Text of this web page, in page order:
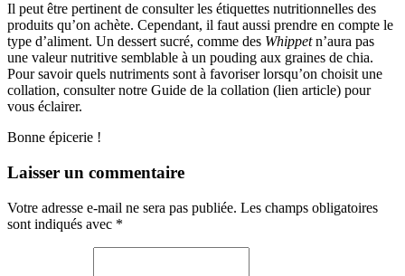
Il peut être pertinent de consulter les étiquettes nutritionnelles des
produits qu’on achète. Cependant, il faut aussi prendre en compte le
type d’aliment. Un dessert sucré, comme des Whippetn’aura pas
une valeur nutritive semblable à un pouding aux graines de chia.
Pour savoir quels nutriments sont à favoriser lorsqu’on choisit une
collation, consulter notre Guide de la collation (lien article) pour
vous éclairer.
Bonne épicerie !
Laisser un commentaire
Votre adresse e-mail ne sera pas publiée. Les champs obligatoires
sont indiqués avec *